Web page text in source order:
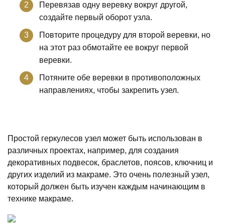
Перевязав одну веревку вокруг другой,
создайте первый оборот узла.
Повторите процедуру для второй веревки, но
на этот раз обмотайте ее вокруг первой
веревки.
Потяните обе веревки в противоположных
направлениях, чтобы закрепить узел.
Простой геркулесов узел может быть использован в
различных проектах, например, для создания
декоративных подвесок, браслетов, поясов, ключниц и
других изделий из макраме. Это очень полезный узел,
который должен быть изучен каждым начинающим в
технике макраме.